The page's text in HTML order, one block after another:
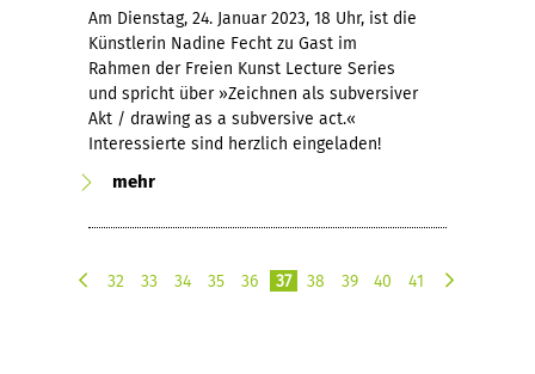
Am Dienstag, 24. Januar 2023, 18 Uhr, ist die
Künstlerin Nadine Fecht zu Gast im
Rahmen der Freien Kunst Lecture Series
und spricht über »Zeichnen als subversiver
Akt / drawing as a subversive act.«
Interessierte sind herzlich eingeladen!
mehr
32 33 34 35 36 37 38 39 40
41